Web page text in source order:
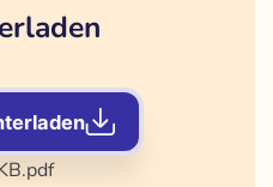
.pdf